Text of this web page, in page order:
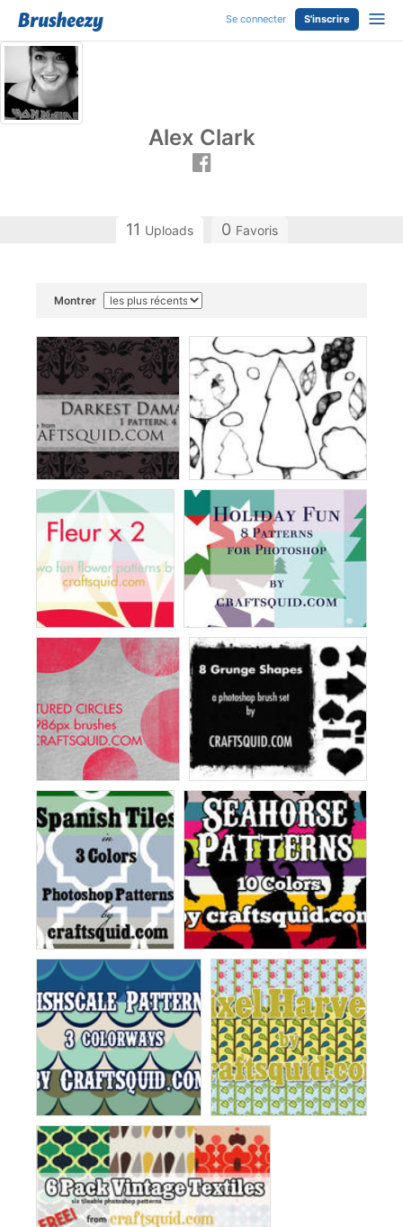
Se connecter S'inscrire
Alex Clark
11 Uploads 0 Favoris
Montrer